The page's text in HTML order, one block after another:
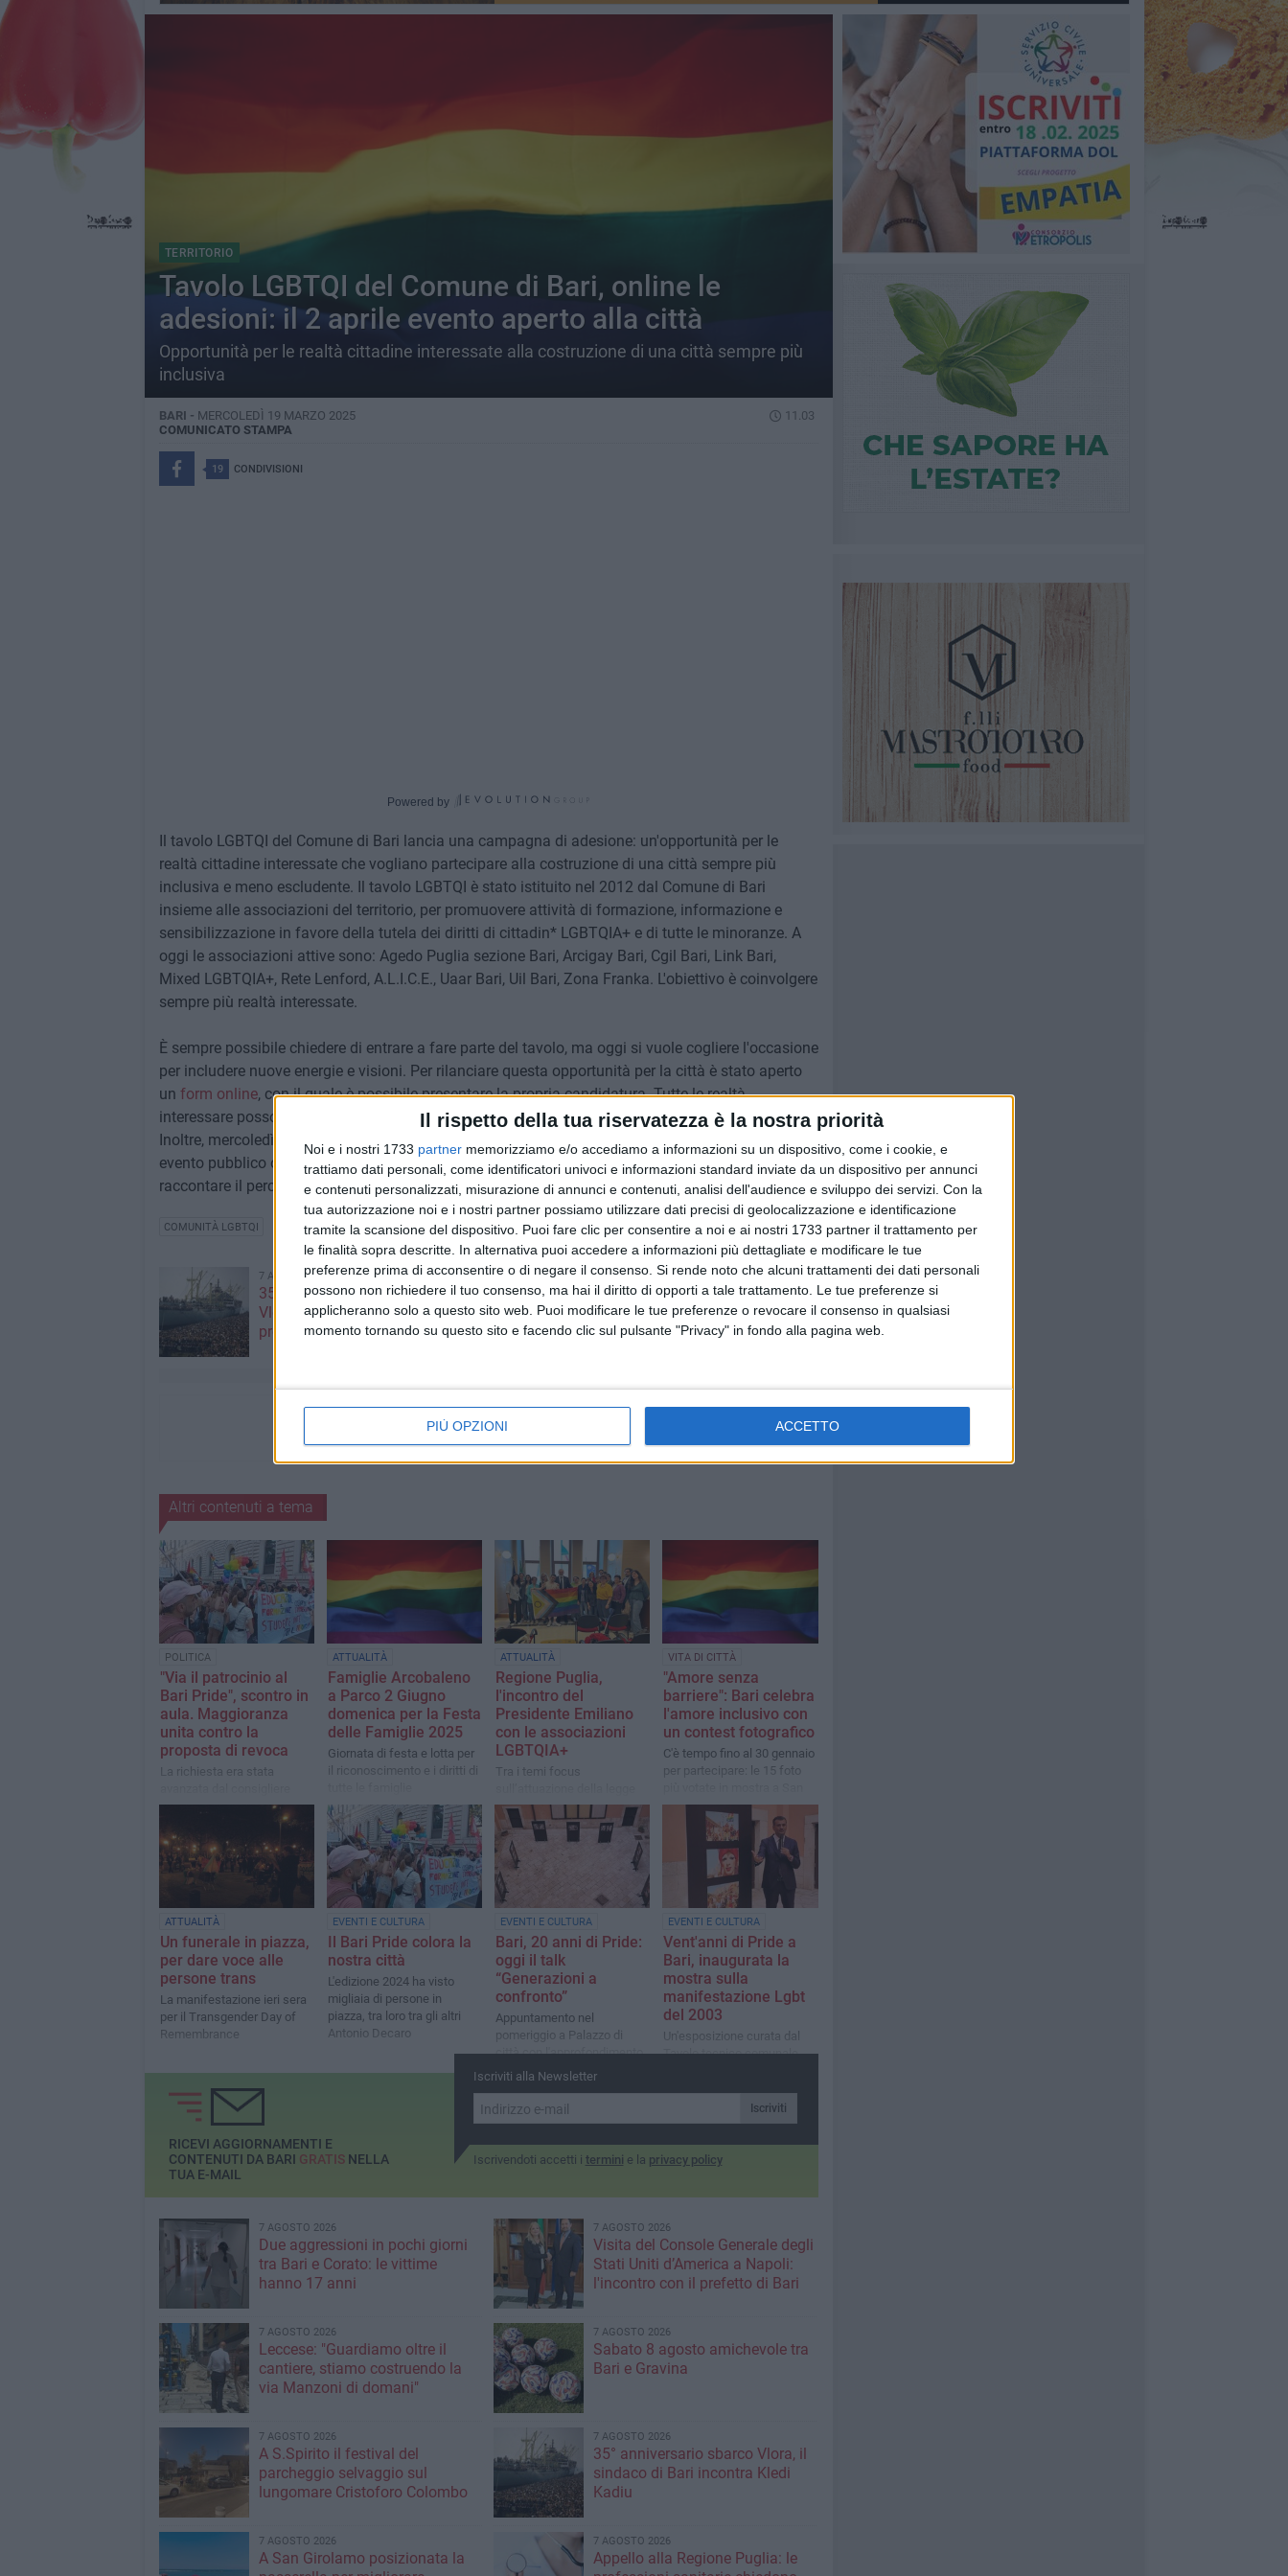
Il rispetto della tua riservatezza è la nostra priorità
Noi e i nostri 1733 partner memorizziamo e/o accediamo a informazioni su un dispositivo, come i cookie, e
trattiamo dati personali, come identificatori univoci e informazioni standard inviate da un dispositivo per annunci
e contenuti personalizzati, misurazione di annunci e contenuti, analisi dell'audience e sviluppo dei servizi. Con la
tua autorizzazione noi e i nostri partner possiamo utilizzare dati precisi di geolocalizzazione e identificazione
tramite la scansione del dispositivo. Puoi fare clic per consentire a noi e ai nostri 1733 partner il trattamento per
le finalità sopra descritte. In alternativa puoi accedere a informazioni più dettagliate e modificare le tue
preferenze prima di acconsentire o di negare il consenso. Si rende noto che alcuni trattamenti dei dati personali
possono non richiedere il tuo consenso, ma hai il diritto di opporti a tale trattamento. Le tue preferenze si
applicheranno solo a questo sito web. Puoi modificare le tue preferenze o revocare il consenso in qualsiasi
momento tornando su questo sito e facendo clic sul pulsante "Privacy" in fondo alla pagina web.
PIÙ OPZIONI ACCETTO
TERRITORIO
Tavolo LGBTQI del Comune di Bari, online le
adesioni: il 2 aprile evento aperto alla città
Opportunità per le realtà cittadine interessate alla costruzione di una città sempre più
inclusiva
BARI - MERCOLEDÌ 19 MARZO 2025
11.03
COMUNICATO STAMPA
19 CONDIVISIONI
Powered by
Il tavolo LGBTQI del Comune di Bari lancia una campagna di adesione: un'opportunità per le
realtà cittadine interessate che vogliano partecipare alla costruzione di una città sempre più
inclusiva e meno escludente. Il tavolo LGBTQI è stato istituito nel 2012 dal Comune di Bari
insieme alle associazioni del territorio, per promuovere attività di formazione, informazione e
sensibilizzazione in favore della tutela dei diritti di cittadin* LGBTQIA+ e di tutte le minoranze. A
oggi le associazioni attive sono: Agedo Puglia sezione Bari, Arcigay Bari, Cgil Bari, Link Bari,
Mixed LGBTQIA+, Rete Lenford, A.L.I.C.E., Uaar Bari, Uil Bari, Zona Franka. L'obiettivo è coinvolgere
sempre più realtà interessate.
È sempre possibile chiedere di entrare a fare parte del tavolo, ma oggi si vuole cogliere l'occasione
per includere nuove energie e visioni. Per rilanciare questa opportunità per la città è stato aperto
un form online, con il quale è possibile presentare la propria candidatura. Tutte le realtà
interessare possono consultare le informazioni utili alquesto link e compilare ilform dedicato.
Inoltre, mercoledì 2 aprile, alle ore 18, presso la sala ex Tesoreria di Palazzo di Città, si terrà un
evento pubblico organizzato dal tavolo e dall'amministrazione comunale, occasione per
raccontare il percorso fatto fin qui e i progetti futuri.
COMUNITÀ LGBTQI
7 AGOSTO 2026
35^ anniversario dell’arrivo della
Vlora nel porto di Bari: il
programma degli appuntamenti
7 AGOSTO 2026
Mercato Bari, Verreth all'addio
Altri contenuti a tema
POLITICA
"Via il patrocinio al
Bari Pride", scontro in
aula. Maggioranza
unita contro la
proposta di revoca
La richiesta era stata
della Lega Carrieri, e
condivisa anche da altri
consiglieri di centrodestra
ATTUALITÀ
Famiglie Arcobaleno
a Parco 2 Giugno
domenica per la Festa
delle Famiglie 2025
Giornata di festa e lotta per
il riconoscimento e i diritti di
ATTUALITÀ
Regione Puglia,
l'incontro del
Presidente Emiliano
con le associazioni
LGBTQIA+
Tra i temi focus
regionale 25/2024
VITA DI CITTÀ
"Amore senza
barriere": Bari celebra
l'amore inclusivo con
un contest fotografico
C'è tempo fino al 30 gennaio
per partecipare: le 15 foto
Valentino
ATTUALITÀ
Un funerale in piazza,
per dare voce alle
persone trans
La manifestazione ieri sera
per il Transgender Day of
Remembrance
EVENTI E CULTURA
Il Bari Pride colora la
nostra città
L'edizione 2024 ha visto
migliaia di persone in
piazza, tra loro tra gli altri
Antonio Decaro
EVENTI E CULTURA
Bari, 20 anni di Pride:
oggi il talk
“Generazioni a
confronto”
Appuntamento nel
pomeriggio a Palazzo di
città con l'approfondimento
a cura della comunità Lgbt
EVENTI E CULTURA
Vent'anni di Pride a
Bari, inaugurata la
mostra sulla
manifestazione Lgbt
del 2003
Un'esposizione curata dal
Tavolo tecnico comunale,
Iscriviti alla Newsletter
Iscriviti
Iscrivendoti accetti i termini e la privacy policy
RICEVI AGGIORNAMENTI E
CONTENUTI DA BARI GRATISNELLA
TUA E-MAIL
7 AGOSTO 2026
Due aggressioni in pochi giorni
tra Bari e Corato: le vittime
hanno 17 anni
7 AGOSTO 2026
Visita del Console Generale degli
Stati Uniti d’America a Napoli:
l'incontro con il prefetto di Bari
7 AGOSTO 2026
Leccese: "Guardiamo oltre il
cantiere, stiamo costruendo la
via Manzoni di domani"
7 AGOSTO 2026
Sabato 8 agosto amichevole tra
Bari e Gravina
7 AGOSTO 2026
A S.Spirito il festival del
parcheggio selvaggio sul
lungomare Cristoforo Colombo
7 AGOSTO 2026
35° anniversario sbarco Vlora, il
sindaco di Bari incontra Kledi
Kadiu
7 AGOSTO 2026
A San Girolamo posizionata la
7 AGOSTO 2026
Appello alla Regione Puglia: le